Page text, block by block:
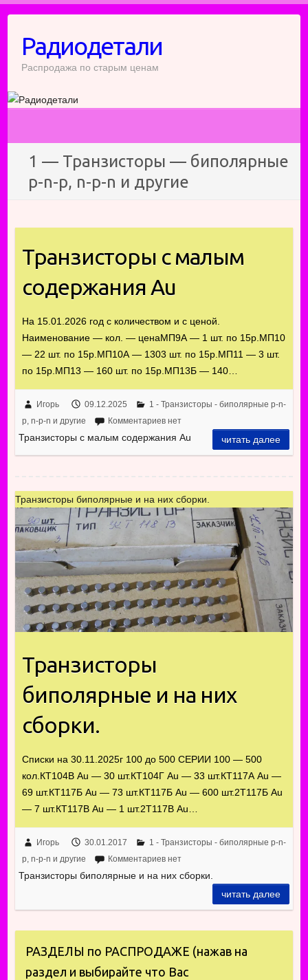
содержимому
Радиодетали
Распродажа по старым ценам
1 — Транзисторы — биполярные
p-n-p, n-p-n и другие
Транзисторы с малым
содержания Au
На 15.01.2026 год с количеством и с ценой.
Наименование — кол. — ценаМП9А — 1 шт. по 15р.МП10
— 22 шт. по 15р.МП10А — 1303 шт. по 15р.МП11 — 3 шт.
по 15р.МП13 — 160 шт. по 15р.МП13Б — 140…
Игорь 09.12.2025
1 - Транзисторы - биполярные p-n-
p, n-p-n и другие
Комментариев нет
Транзисторы с малым содержания Au читать далее
Транзисторы биполярные и на них сборки.
Транзисторы
биполярные и на них
сборки.
Списки на 30.11.2025г 100 до 500 СЕРИИ 100 — 500
кол.КТ104В Au — 30 шт.КТ104Г Au — 33 шт.КТ117А Au —
69 шт.КТ117Б Au — 73 шт.КТ117Б Au — 600 шт.2Т117Б Au
— 7 шт.КТ117В Au — 1 шт.2Т117В Au…
Игорь 30.01.2017
1 - Транзисторы - биполярные p-n-
p, n-p-n и другие
Комментариев нет
Транзисторы биполярные и на них сборки.
читать далее
РАЗДЕЛЫ по РАСПРОДАЖЕ (нажав на
раздел и выбирайте что Вас